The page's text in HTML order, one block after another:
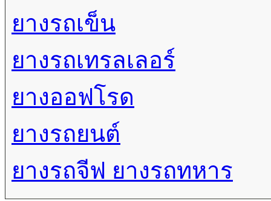
ยางรถเข็น
ยางรถเทรลเลอร์
ยางออฟโรด
ยางรถยนต์
ยางรถจีฟ ยางรถทหาร